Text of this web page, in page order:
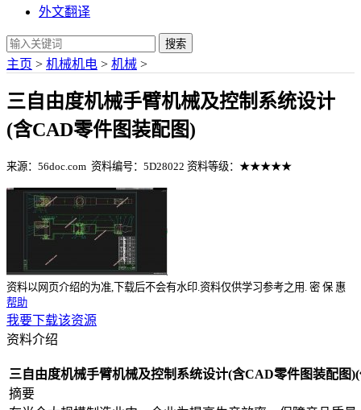
外文翻译
搜索
主页 > 机械机电 > 机械 >
三自由度机械手臂机械及控制系统设计
(含CAD零件图装配图)
来源：56doc.com 资料编号：5D28022 资料等级：★★★★★
资料以网页介绍的为准,下载后不会有水印.资料仅供学习参考之用. 密 保 惠
帮助
我要下载该资源
资料介绍
三自由度机械手臂机械及控制系统设计(含CAD零件图装配图
摘要